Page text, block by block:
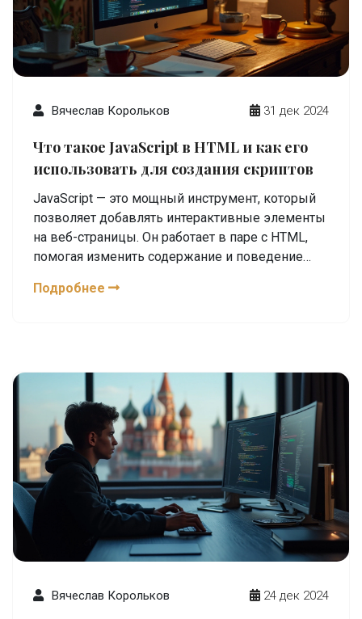
Вячеслав Корольков 31 дек 2024
Что такое JavaScript в HTML и как его
использовать для создания скриптов
JavaScript — это мощный инструмент, который
позволяет добавлять интерактивные элементы
на веб-страницы. Он работает в паре с HTML,
помогая изменить содержание и поведение
значительно улучшить пользовательский опыт,
ключевые функции в создании скриптов.
Также рассмотрены лучшие практики для
использования этого языка в веб-разработке.
Подробнее
Вячеслав Корольков 24 дек 2024